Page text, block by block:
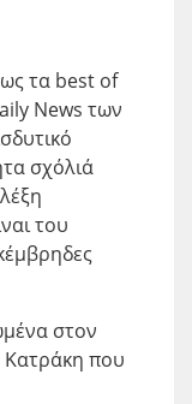
τα best of
News των
σχόλιά
του
στον
που